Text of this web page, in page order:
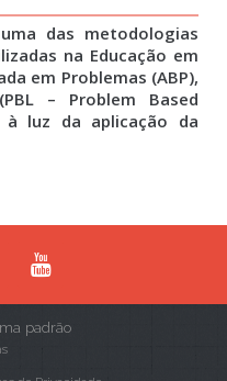
das metodologias
na Educação em
em Problemas (ABP),
– Problem Based
à luz da aplicação da
padrão